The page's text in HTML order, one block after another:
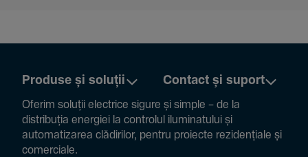
Produse și soluții Contact și suport
Oferim soluții electrice sigure și simple – de la
distribuția energiei la controlul ilumi­na­tului și
auto­ma­ti­zarea clădi­rilor, pentru proiecte rezi­den­țiale și
comer­ciale.